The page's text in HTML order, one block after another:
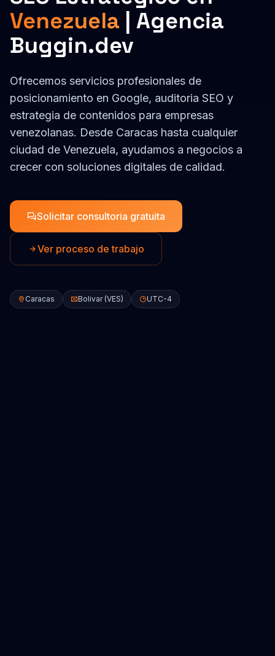
Buggin.dev
Ofrecemos servicios profesionales de
estrategia de contenidospara empresas
venezolanas. DesdeCaracashasta cualquier
ciudad de Venezuela, ayudamos a negocios a
crecer con soluciones digitales de calidad.
Ver proceso de trabajo
Caracas Bolivar (VES) UTC-4